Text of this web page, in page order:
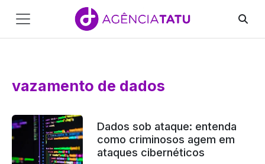
Main
Navigation
vazamento de dados
Dados sob ataque: entenda
como criminosos agem em
ataques cibernéticos